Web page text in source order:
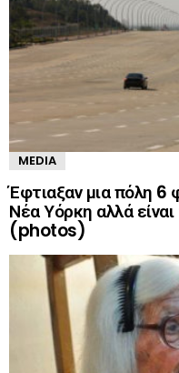
MEDIA
Έφτιαξαν μια πόλη 6
Νέα Υόρκη αλλά
(photos)